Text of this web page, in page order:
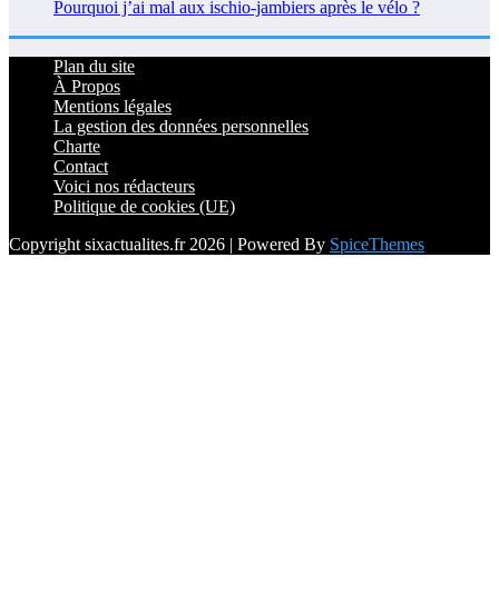
Pourquoi j’ai mal aux ischio-jambiers après le vélo ?
Plan du site
À Propos
Mentions légales
La gestion des données personnelles
Charte
Contact
Voici nos rédacteurs
Politique de cookies (UE)
Copyright sixactualites.fr 2026 | Powered By SpiceThemes